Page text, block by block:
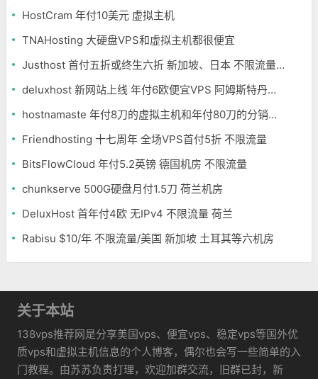
HostCram 年付10美元 虚拟主机
TNAHosting 大硬盘VPS和虚拟主机都很便宜
Justhost 首付五折或终生六折 新加坡、日本 不限流量 免费换机房
deluxhost 新网站上线 年付6欧便宜VPS 阿姆斯特丹机房
hostnamaste 年付8刀的虚拟主机和年付80刀的分销主机
Friendhosting 十七周年 全场VPS首付5折 不限流量
BitsFlowCloud 年付5.2英镑 德国机房 不限流量
chunkserve 500G硬盘月付1.5刀 荷兰机房
DeluxHost 首年付4欧 无IPv4 不限流量 荷兰
Rabisu $10/年 不限流量/美国 新加坡 土耳其等六机房
关于本站
138vps推荐网是分享美国vps、便宜vps、稳定vps等国外优
质vps和虚拟主机信息的个人博客，偶尔也会写一些简单的入
门教程。由苏苏负责打理，欢迎加群交流，旧群已封，新